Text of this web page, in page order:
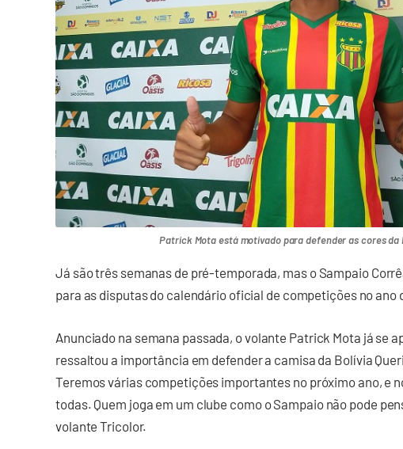
Patrick Mota está motivado para defender as cores da
Já são três semanas de pré-temporada, mas o Sampaio
para as disputas do calendário oficial de competições no ano
Anunciado na semana passada, o volante Patrick Mota já se
ressaltou a importância em defender a camisa da Bolívia
Teremos várias competições importantes no próximo ano, e
todas. Quem joga em um clube como o Sampaio não pode
volante Tricolor.